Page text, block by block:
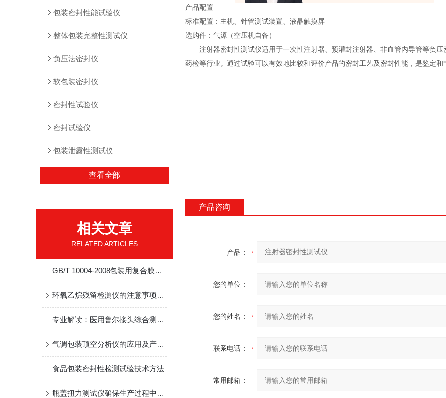
包装密封性能试验仪
整体包装完整性测试仪
负压法密封仪
软包装密封仪
密封性试验仪
密封试验仪
包装泄露性测试仪
查看全部
相关文章
RELATED ARTICLES
GB/T 10004-2008包装用复合膜袋氧气透过量测试方法
环氧乙烷残留检测仪的注意事项有哪些？
专业解读：医用鲁尔接头综合测试仪 LR-03技术优势与医疗器械合规检测解析
气调包装顶空分析仪的应用及产品特点
食品包装密封性检测试验技术方法
瓶盖扭力测试仪确保生产过程中产品的质量
产品配置
标准配置：主机、 针管测试装置、 液晶触摸屏
选购件： 气源（空压机自备）
注射器密封性测试仪适用于一次性注射器、预灌封注射器、非血管内导管等负
药检等行业。 通过试验可以有效地比较和评价产品的密封工艺及密封性能， 是鉴定和
产品咨询
产品：
您的单位：
您的姓名：
联系电话：
常用邮箱：